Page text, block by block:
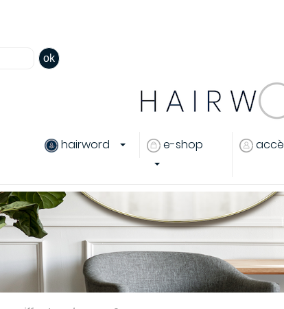
ok
hairword e-shop
produits cheveux
Coiffants
Packs produits cheveux
Produits colorants